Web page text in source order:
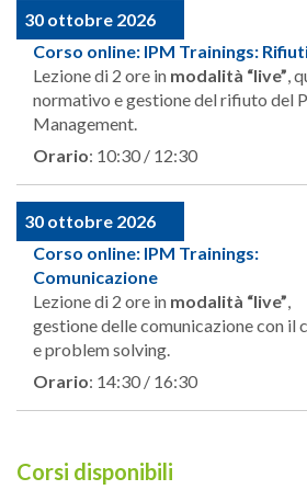
30 ottobre 2026
Corso online: IPM Trainings:
Lezione di 2 ore in modalità “live”,
normativo e gestione del rifiuto del
Management.
Orario: 10:30 / 12:30
30 ottobre 2026
Corso online: IPM Trainings:
Comunicazione
Lezione di 2 ore in modalità “live”,
gestione delle comunicazione con il
e problem solving.
Orario: 14:30 / 16:30
Corsi disponibili